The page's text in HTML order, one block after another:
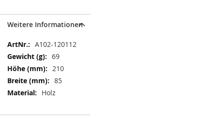
Weitere Informationen
Weitere
Informationen
A102-120112
69
210
85
Holz